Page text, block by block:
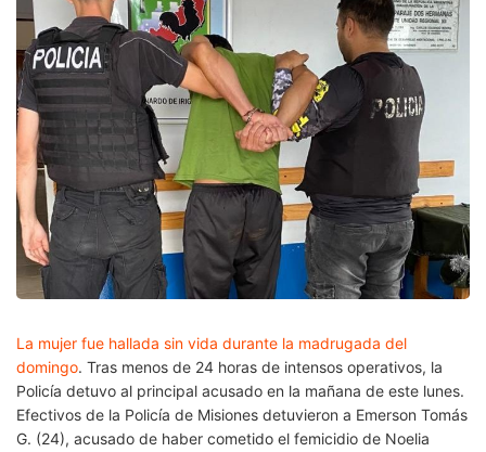
La mujer fue hallada sin vida durante la madrugada del
domingo. Tras menos de 24 horas de intensos operativos, la
Policía detuvo al principal acusado en la mañana de este lunes.
Efectivos de la Policía de Misiones detuvieron a Emerson Tomás
G. (24), acusado de haber cometido el femicidio de Noelia